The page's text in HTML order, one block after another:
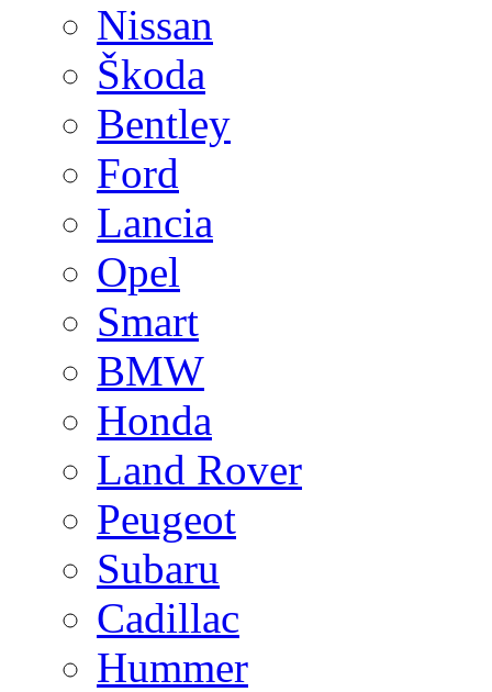
Nissan
Škoda
Bentley
Ford
Lancia
Opel
Smart
BMW
Honda
Land Rover
Peugeot
Subaru
Cadillac
Hummer